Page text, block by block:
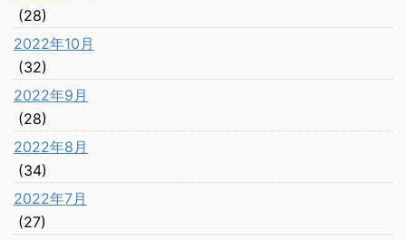
(28)
2022年10月
(32)
2022年9月
(28)
2022年8月
(34)
2022年7月
(27)